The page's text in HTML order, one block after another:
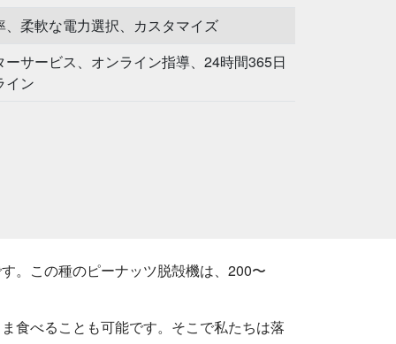
、柔軟な電力選択、カスタマイズ
ーサービス、オンライン指導、24時間365日
イン
。この種のピーナッツ脱殻機は、200〜
食べることも可能です。そこで私たちは落